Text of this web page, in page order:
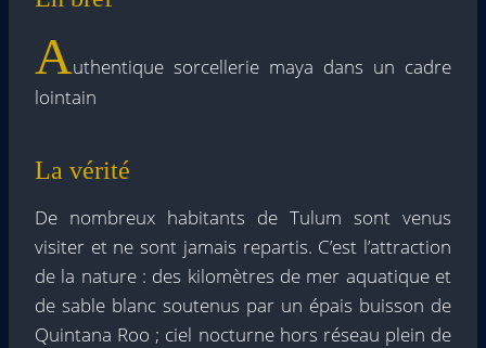
Authentique sorcellerie maya dans un cadre
lointain
La vérité
De nombreux habitants de Tulum sont venus
visiter et ne sont jamais repartis. C’est l’attraction
de la nature : des kilomètres de mer aquatique et
de sable blanc soutenus par un épais buisson de
Quintana Roo ; ciel nocturne hors réseau plein de